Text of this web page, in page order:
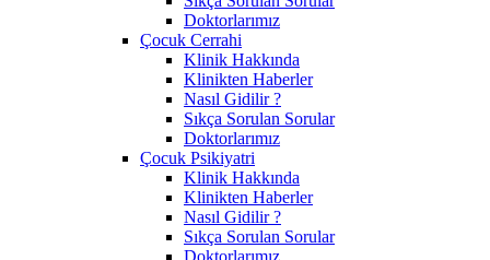
Doktorlarımız
Çocuk Cerrahi
Klinik Hakkında
Klinikten Haberler
Nasıl Gidilir ?
Sıkça Sorulan Sorular
Doktorlarımız
Çocuk Psikiyatri
Klinik Hakkında
Klinikten Haberler
Nasıl Gidilir ?
Sıkça Sorulan Sorular
Doktorlarımız